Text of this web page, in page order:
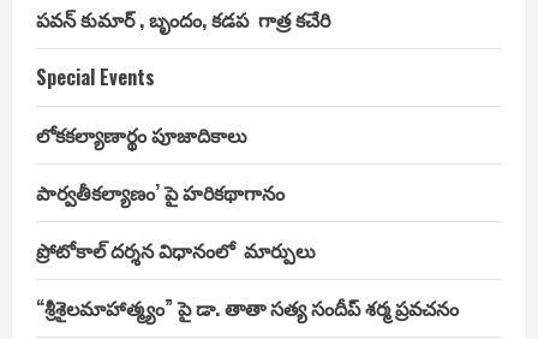
పవన్ కుమార్ , బృందం, కడప గాత్ర కచేరి
Special Events
లోకకల్యాణార్థం పూజాదికాలు
పార్వతీకల్యాణం’ పై హరికథాగానం
ప్రోటోకాల్ దర్శన విధానంలో మార్పులు
“శ్రీశైలమాహాత్మ్యం” పై డా. తాతా సత్య సందీప్ శర్మ ప్రవచనం